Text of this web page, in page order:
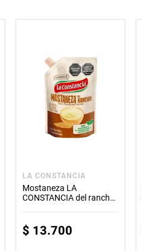
LA CONSTANCIA
Mostaneza LA
CONSTANCIA del rancho
$ 13.700